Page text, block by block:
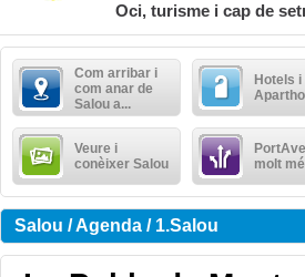
Oci, turisme i cap de
Com arribar i
com anar de
Salou a...
Hotels i
Veure i
conèixer Salou
molt
Salou / Agenda / 1.Salou